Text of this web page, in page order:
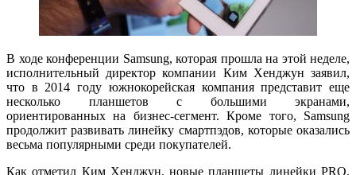
В ходе конференции Samsung, которая прошла на этой неделе,
исполнительный директор компании Ким Хенджун заявил,
что в 2014 году южнокорейская компания представит еще
несколько планшетов с большими экранами,
ориентированных на бизнес-сегмент. Кроме того, Samsung
продолжит развивать линейку смартпэдов, которые оказались
весьма популярными среди покупателей.
Как отметил Ким Хенджун, новые планшеты линейки PRO,